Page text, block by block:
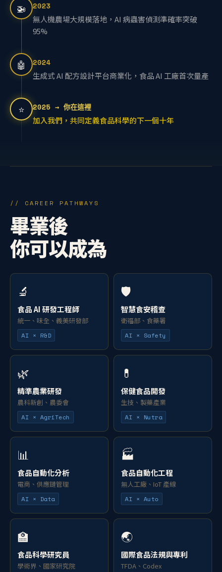
🚁
2023
無人機農場大規模落地，AI 病蟲害偵測準確率突破
95%
🤖
2024
生成式 AI 配方設計平台商業化，食品 AI 工廠首次量產
⭐
2025 → 你在這裡
加入我們，共同定義食品科學的下一個十年
// CAREER PATHWAYS
畢業後
你可以成為
🔬
食品 AI 研發工程師
統一、味全、義美研發部
AI × R&D
🛡️
智慧食安稽查
衛福部、食藥署
AI × Safety
🌿
精準農業研發
農科新創、農委會
AI × AgriTech
💊
保健食品開發
生技、製藥產業
AI × Nutra
📊
食品自動化分析
電商、供應鏈管理
AI × Data
🏭
食品自動化工程
無人工廠、IoT 產線
AI × Auto
🏫
食品科學研究員
學術界、國家研究院
🌏
國際食品法規與專利
TFDA、Codex